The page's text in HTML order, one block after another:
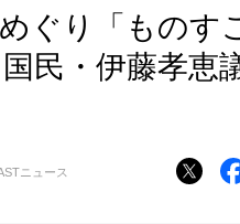
ぐり「ものす
民・伊藤孝恵
ニュース